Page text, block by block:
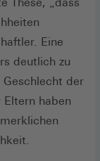
Eine
deutlich zu
der
haben